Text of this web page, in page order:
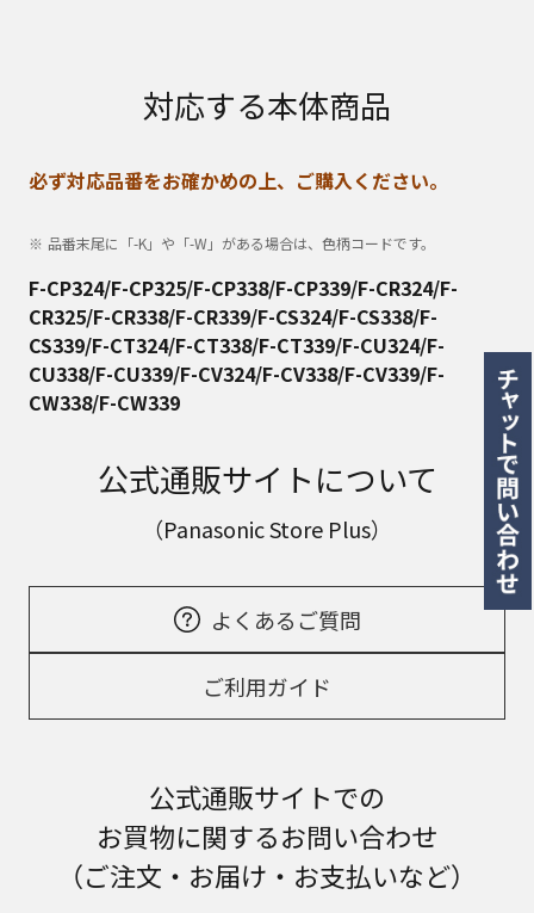
対応する本体商品
必ず対応品番をお確かめの上、ご購入ください。
品番末尾に「-K」や「-W」がある場合は、色柄コードです。
F-CP324/F-CP325/F-CP338/F-CP339/F-CR324/F-
CR325/F-CR338/F-CR339/F-CS324/F-CS338/F-
CS339/F-CT324/F-CT338/F-CT339/F-CU324/F-
CU338/F-CU339/F-CV324/F-CV338/F-CV339/F-
CW338/F-CW339
公式通販サイトについて
（Panasonic Store Plus）
よくあるご質問
ご利用ガイド
公式通販サイトでの
お買物に関するお問い合わせ
（ご注文・お届け・お支払いなど）